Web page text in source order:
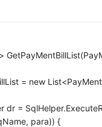
= new
dr =
para)) {